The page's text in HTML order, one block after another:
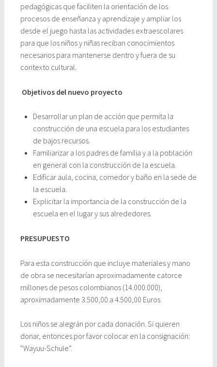
pedagógicas que faciliten la orientación de los
procesos de enseñanza y aprendizaje y ampliar los
desde el juego hasta las actividades extraescolares
para que los niños y niñas reciban conocimientos
necesarios para mantenerse dentro y fuera de su
contexto cultural.
Objetivos del nuevo proyecto
Desarrollar un plan de acción que permita la
construcción de una escuela para los estudiantes
de bajos recursos.
Familiarizar a los padres de familia y a la población
en general con la construcción de la escuela.
Edificar aula, cocina, comedor y baño en la sede de
la escuela.
Explicitar la importancia de la construcción de la
escuela en el lugar y sus alrededores.
PRESUPUESTO
Para esta construcción que incluye materiales y mano
de obra se necesitarían aproximadamente catorce
millones de pesos colombianos (14.000.000),
aproximadamente 3.500,00 a 4.500,00 Euros
Los niños se alegrán por cada donación. Si quieren
donar, entonces por favor colocar en la consignación:
“Wayuu-Schule”.